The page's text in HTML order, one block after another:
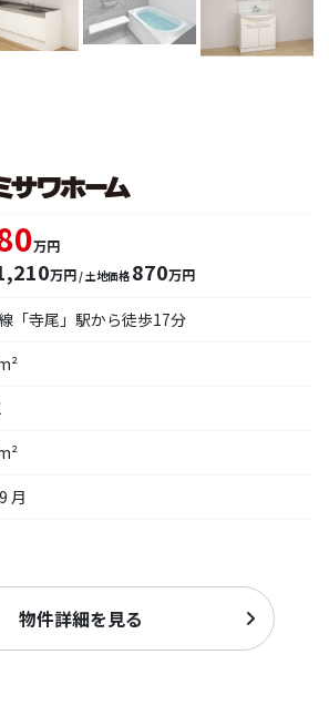
万円
万円/ 土地価格 870万円
「寺尾」駅から徒歩17分
月
物件詳細を見る